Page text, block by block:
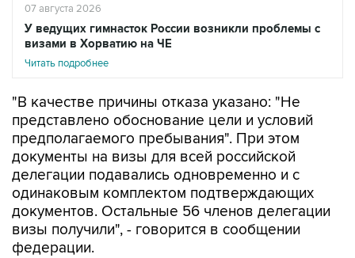
07 августа 2026
У ведущих гимнасток России возникли проблемы с
визами в Хорватию на ЧЕ
Читать подробнее
"В качестве причины отказа указано: "Не
представлено обоснование цели и условий
предполагаемого пребывания". При этом
документы на визы для всей российской
делегации подавались одновременно и с
одинаковым комплектом подтверждающих
документов. Остальные 56 членов делегации
визы получили", - говорится в сообщении
федерации.